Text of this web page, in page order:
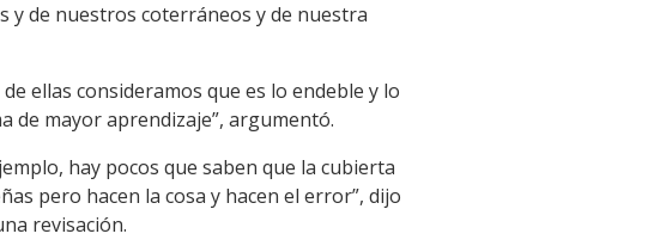
y de nuestros coterráneos y de nuestra
ellas consideramos que es lo endeble y lo
de mayor aprendizaje”, argumentó.
hay pocos que saben que la cubierta
pero hacen la cosa y hacen el error”, dijo
revisación.